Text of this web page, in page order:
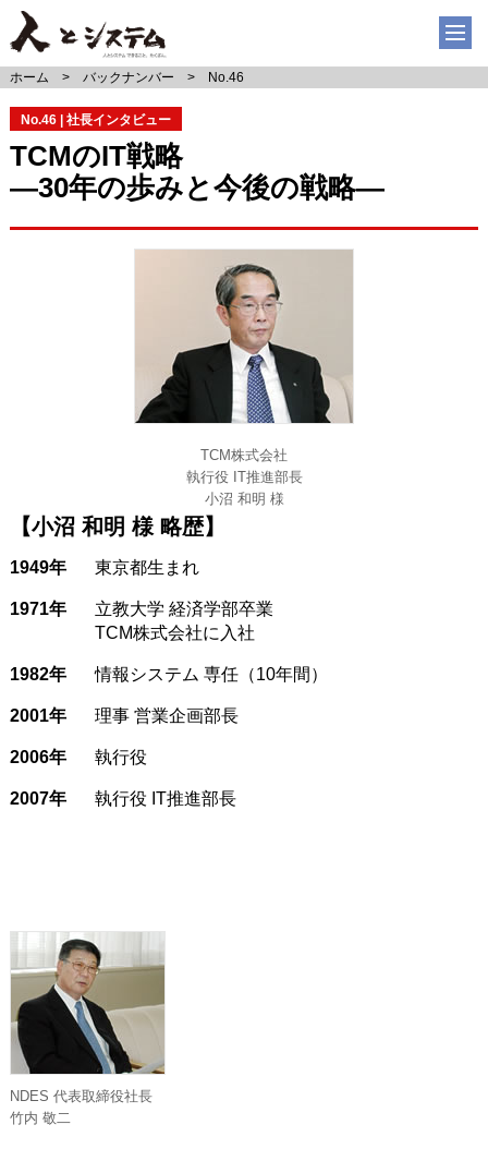
ホーム バックナンバー No.46
No.46 | 社長インタビュー
TCMのIT戦略
―30年の歩みと今後の戦略―
TCM株式会社
執行役 IT推進部長
小沼 和明 様
【小沼 和明 様 略歴】
1949年 東京都生まれ
1971年
立教大学 経済学部卒業
TCM株式会社に入社
1982年 情報システム 専任（10年間）
2001年 理事 営業企画部長
2006年 執行役
2007年 執行役 IT推進部長
NDES 代表取締役社長
竹内 敬二